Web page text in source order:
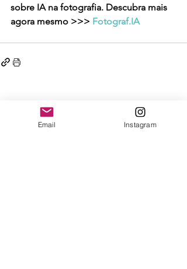
sobre IA na fotografia. Descubra mais
agora mesmo >>> Fotograf.IA
Posts recentes
Email Instagram